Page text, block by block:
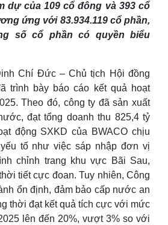
dự của 109 cổ đông và 393 cổ
ứng với 83.934.119 cổ phần,
số cổ phần có quyền biểu
Chí Đức – Chủ tịch Hội đồng
trình bày báo cáo kết quả hoạt
Theo đó, công ty đã sản xuất
đạt tổng doanh thu 825,4 tỷ
động SXKD của BWACO chịu
tố như việc sáp nhập đơn vị
chỉnh trang khu vực Bãi Sau,
tiết cực đoan. Tuy nhiên, Công
ổn định, đảm bảo cấp nước an
thời đạt kết quả tích cực với mức
lên đến 20%, vượt 3% so với